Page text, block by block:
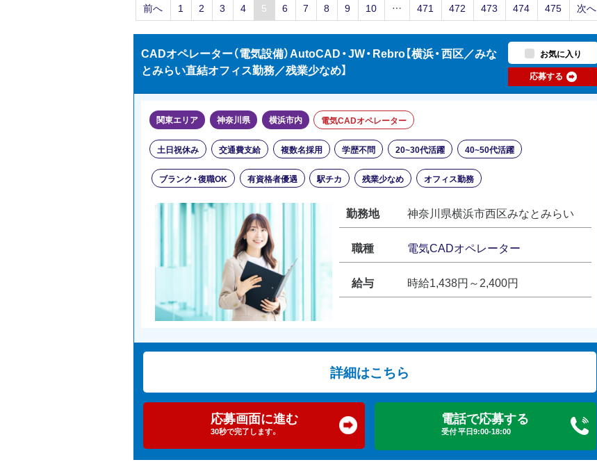
前へ 1 2 3 4 5 6 7 8 9 10 … 471 472 473 474 475 次へ
CADオペレーター（電気設備）AutoCAD・JW・Rebro【横浜・西区／みな
とみらい直結オフィス勤務／残業少なめ】
お気に入り
応募する
関東エリア 神奈川県 横浜市内 電気CADオペレーター
土日祝休み 交通費支給 複数名採用 学歴不問 20~30代活躍 40~50代活躍
ブランク・復職OK 有資格者優遇 駅チカ 残業少なめ オフィス勤務
勤務地 神奈川県横浜市西区みなとみらい
職種 電気CADオペレーター
給与 時給1,438円～2,400円
詳細はこちら
応募画面に進む
30秒で完了します。
電話で応募する
受付 平日9:00-18:00